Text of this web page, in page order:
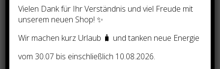
Wichtig & Brandneu!
Coaching/Ausbildung: ANTI-
DEPRESSIV- ESSENZ –
Ferneinweihung!
Vielen Dank für Ihr Verständnis und viel Freude mit
unserem neuen Shop! ✨
Wir machen kurz Urlaub 🧳 und tanken neue Energie
vom 30.07 bis einschließlich 10.08.2026.